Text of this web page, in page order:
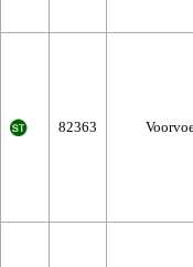
82363